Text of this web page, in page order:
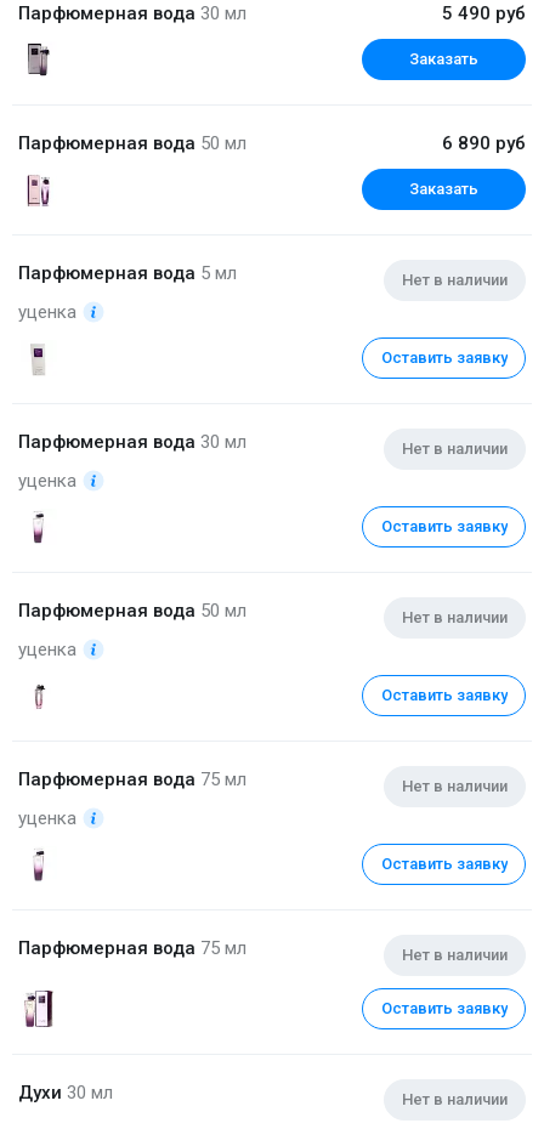
Парфюмерная вода 30 мл 5 490 руб
Заказать
Парфюмерная вода 50 мл 6 890 руб
Заказать
Парфюмерная вода 5 мл
уценка
Нет в наличии
Оставить заявку
Парфюмерная вода 30 мл
уценка
Нет в наличии
Оставить заявку
Парфюмерная вода 50 мл
уценка
Нет в наличии
Оставить заявку
Парфюмерная вода 75 мл
уценка
Нет в наличии
Оставить заявку
Парфюмерная вода 75 мл Нет в наличии
Оставить заявку
Духи 30 мл Нет в наличии